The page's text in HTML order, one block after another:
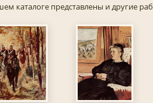
каталоге представлены и другие